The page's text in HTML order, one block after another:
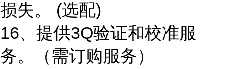
损失。 (选配)
16、提供3Q验证和校准服
务。（需订购服务）